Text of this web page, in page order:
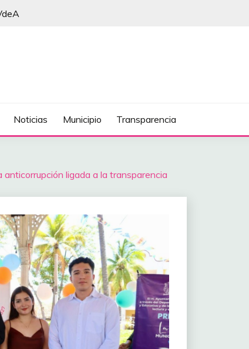
Noticias Municipio Transparencia
anticorrupción ligada a la transparencia